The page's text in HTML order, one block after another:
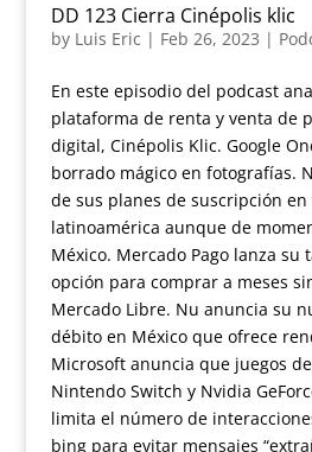
DD 123 Cierra Cinépolis klic
by Luis Eric | Feb 26, 2023 |
En este episodio del podcast
plataforma de renta y venta de
digital, Cinépolis Klic. Google
borrado mágico en fotografías.
de sus planes de suscripción
latinoamérica aunque de
México. Mercado Pago lanza su
opción para comprar a meses
Mercado Libre. Nu anuncia su
débito en México que ofrece
Microsoft anuncia que juegos
Nintendo Switch y Nvidia
limita el número de
bing para evitar mensajes